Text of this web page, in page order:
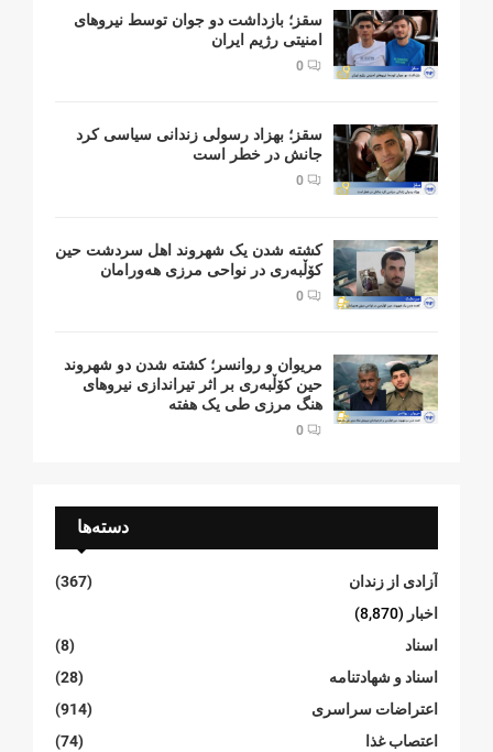
سقز؛ بازداشت دو جوان توسط نیروهای
امنیتی رژیم ایران
0
سقز؛ بهزاد رسولی زندانی سیاسی کرد
جانش در خطر است
0
کشتە شدن یک شهروند اهل سردشت حین
کۆڵبەری در نواحی مرزی هەورامان
0
مریوان و روانسر؛ کشته شدن دو شهروند
حین کۆڵبەری بر اثر تیراندازی نیروهای
هنگ مرزی طی یک هفته
0
دسته‌ها
آزادی از زندان
(367)
اخبار (8,870)
اسناد
(8)
اسناد و شهادتنامە
(28)
اعتراضات سراسری
(914)
اعتصاب غذا
(74)